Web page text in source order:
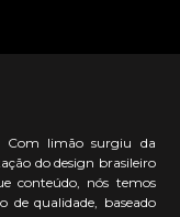
Com limão surgiu da
do design brasileiro
conteúdo, nós temos
de qualidade, baseado